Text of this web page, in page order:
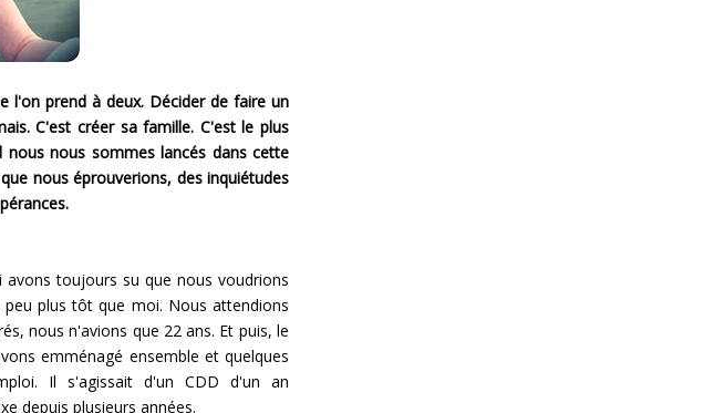
l'on prend à deux. Décider de faire un
C'est créer sa famille. C'est le plus
nous sommes lancés dans cette
nous éprouverions, des inquiétudes
toujours su que nous voudrions
plus tôt que moi. Nous attendions
nous n'avions que 22 ans. Et puis, le
emménagé ensemble et quelques
Il s'agissait d'un CDD d'un an
depuis plusieurs années.